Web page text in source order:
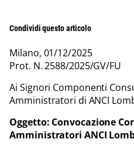
Condividi questo articolo
Milano, 01/12/2025
Prot. N. 2588/2025/GV/FU
Ai Signori Componenti
Amministratori di ANCI
Oggetto: Convocazione
Amministratori ANCI